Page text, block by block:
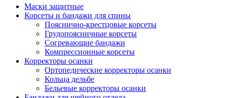
Маски защитные
Корсеты и бандажи для спины
Пояснично-крестцовые корсеты
Грудопоясничные корсеты
Согревающие бандажи
Компрессионные корсеты
Корректоры осанки
Ортопедические корректоры осанки
Кольца дельбе
Бельевые корректоры осанки